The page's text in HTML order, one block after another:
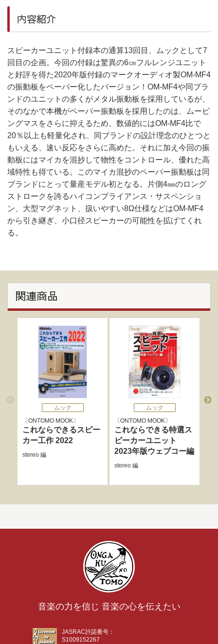
内容紹介
スピーカーユニット付録本の通算13回目、ムックとして7
回目の企画。今回の付録は驚異の6㎝フルレンジユニット
と好評を得た2020年版付録のマークオーディオ製OM-MF4
の振動板をペーパー化したバージョン！OM-MF4や同ブラ
ンドのユニットの多くがメタル振動板を採用しているが、
そのなかで本機がペーパー振動板を採用したのは、ムービ
ングマスをさらに抑えるため。数値的にはOM-MF4比で
20％以上も軽量化され、同ブランドの設計理念のひとつと
もいえる、速い反応をさらに高めた。それに加え今回の振
動板にはマイカを混抄して物性をコントロール、優れた高
域特性も得ている。このマイカ混抄のペーパー振動板は同
ブランドにとって量産モデル初となる。片側4㎜のロング
ストロークを誇るハイコンプライアンス・サスペンショ
ン、大型マグネット、扱いやすい8Ω仕様などはOM-MF4
から引き継ぎ、小口径スピーカーの可能性を拡げてくれ
る。
関連商品
ムック
ONTOMO MOOK
これならできるスピー
カー工作 2022
stereo編
ムック
ONTOMO MOOK
これならできる特選ス
ピーカーユニット
2023年版ウェブコー編
stereo編
音楽の力を信じ 音楽の心を伝えたい
JASRAC許諾番号：
S1009152267